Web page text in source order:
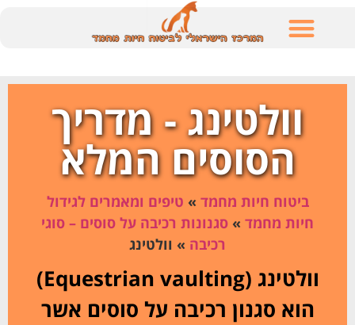
וולטינג - מדריך
הסוסים המלא
ביטוח חיות מחמד » טיפים ומאמרים לגידול
חיות מחמד » סגנונות רכיבה על סוסים – סוגי
רכיבה » וולטינג
וולטינג (Equestrian vaulting)
הוא סגנון רכיבה על סוסים אשר